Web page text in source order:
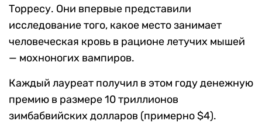
Торресу. Они впервые представили
исследование того, какое место занимает
человеческая кровь в рационе летучих мышей
— мохноногих вампиров.
Каждый лауреат получил в этом году денежную
премию в размере 10 триллионов
зимбабвийских долларов (примерно $4).